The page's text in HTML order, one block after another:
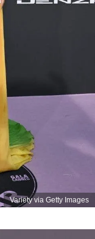
Variety via Getty Images